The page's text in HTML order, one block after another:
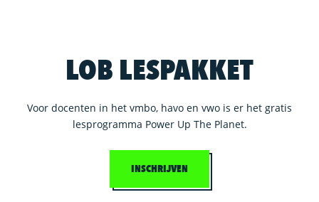
LOB LESPAKKET
Voor docenten in het vmbo, havo en vwo is er het gratis
lesprogramma Power Up The Planet.
INSCHRIJVEN